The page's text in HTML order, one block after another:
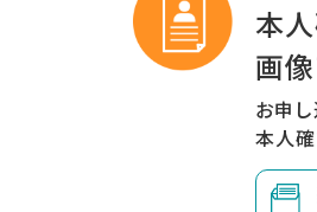
本
画
お申
本人